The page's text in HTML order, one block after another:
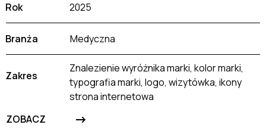
Rok 2025
Branża Medyczna
Zakres
Znalezienie wyróżnika marki, kolor marki,
typografia marki, logo, wizytówka, ikony
strona internetowa
ZOBACZ
->